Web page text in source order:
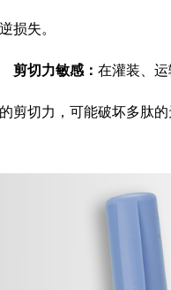
损失。
剪切力敏感： 在灌装、
剪切力，可能破坏多肽的